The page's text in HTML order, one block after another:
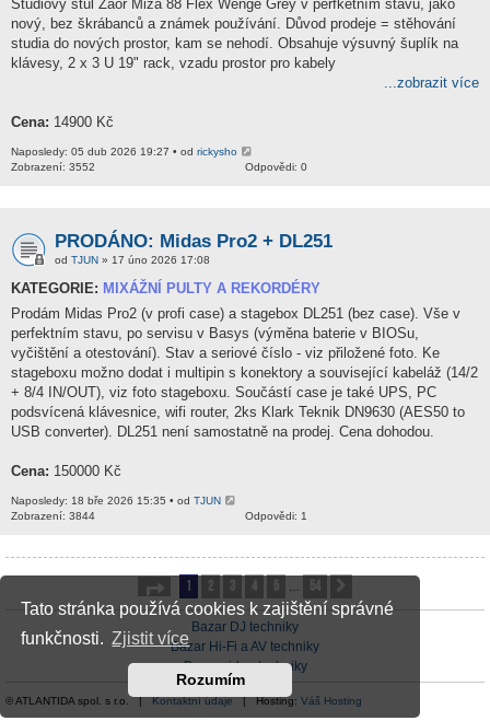
Tato stránka používá cookies k zajištění správné
funkčnosti. Zjistit více
Rozumím
Studiový stůl Zaor Miza 88 Flex Wengé Grey v perfketním stavu, jako
nový, bez škrábanců a známek používání. Důvod prodeje = stěhování
studia do nových prostor, kam se nehodí. Obsahuje výsuvný šuplík na
klávesy, 2 x 3 U 19" rack, vzadu prostor pro kabely
...zobrazit více
Cena: 14900 Kč
Naposledy: 05 dub 2026 19:27 • od rickysho
Odpovědi: 0
Zobrazení: 3552
PRODÁNO: Midas Pro2 + DL251
od TJUN » 17 úno 2026 17:08
KATEGORIE: MIXÁŽNÍ PULTY A REKORDÉRY
Prodám Midas Pro2 (v profi case) a stagebox DL251 (bez case). Vše v
perfektním stavu, po servisu v Basys (výměna baterie v BIOSu,
vyčištění a otestování). Stav a seriové číslo - viz přiložené foto. Ke
stageboxu možno dodat i multipin s konektory a související kabeláž (14/2
+ 8/4 IN/OUT), viz foto stageboxu. Součástí case je také UPS, PC
podsvícená klávesnice, wifi router, 2ks Klark Teknik DN9630 (AES50 to
USB converter). DL251 není samostatně na prodej. Cena dohodou.
Cena: 150000 Kč
Naposledy: 18 bře 2026 15:35 • od TJUN
Odpovědi: 1
Zobrazení: 3844
Stránka 1z 54
1 2 3 4 54
Bazar DJ techniky
Bazar Hi-Fi a AV techniky
Bazar video techniky
© ATLANTIDA spol. s r.o. |Kontaktní údaje| Hosting: Váš Hosting